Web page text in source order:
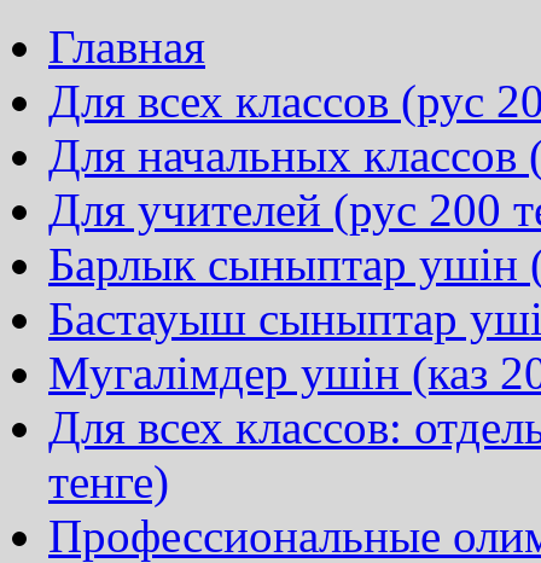
Главная
Для всех классов (рус
Для начальных классов
Для учителей (рус 200
Барлык сыныптар ушін
Бастауыш сыныптар
Мугалімдер ушін (каз
Для всех классов:
тенге)
Профессиональные